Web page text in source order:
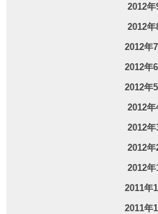
2012
2012
2012年
2012年
2012年
2012
2012
2012
2012
2011年
2011年